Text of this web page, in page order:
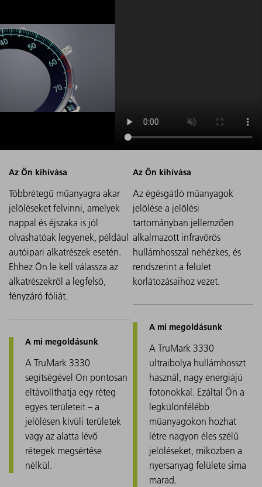
Többrétegű műanyagra akar
jelöléseket felvinni, amelyek
nappal és éjszaka is jól
olvashatóak legyenek, például
autóipari alkatrészek esetén.
Ehhez Ön le kell válassza az
alkatrészekről a legfelső,
fényzáró fóliát.
A TruMark 3330
segítségével Ön pontosan
eltávolíthatja egy réteg
egyes területeit – a
jelölésen kívüli területek
vagy az alatta lévő
rétegek megsértése
nélkül.
Az égésgátló műanyagok
jelölése a jelölési
tartományban jellemzően
alkalmazott infravörös
hullámhosszal nehézkes, és
rendszerint a felület
korlátozásaihoz vezet.
A TruMark 3330
ultraibolya hullámhosszt
használ, nagy energiájú
fotonokkal. Ezáltal Ön a
legkülönfélébb
műanyagokon hozhat
létre nagyon éles szélű
jelöléseket, miközben a
nyersanyag felülete sima
marad.